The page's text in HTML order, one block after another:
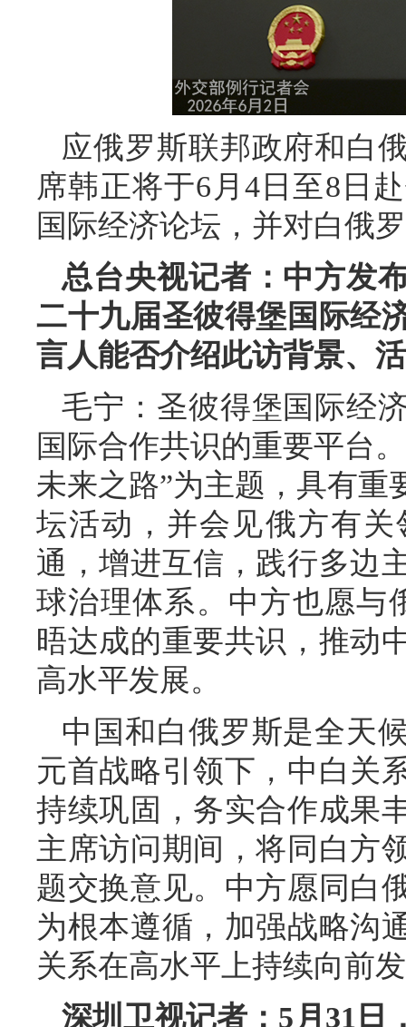
应俄罗斯联邦政府和白
席韩正将于6月4日至8日
国际经济论坛，并对白俄
总台央视记者：中方发
二十九届圣彼得堡国际经
言人能否介绍此访背景、
毛宁：圣彼得堡国际经
国际合作共识的重要平台
未来之路”为主题，具有
坛活动，并会见俄方有
通，增进互信，践行多边
球治理体系。中方也愿与
晤达成的重要共识，推动
高水平发展。
中国和白俄罗斯是全天
元首战略引领下，中白关
持续巩固，务实合作成果
主席访问期间，将同白方
题交换意见。中方愿同白
为根本遵循，加强战略沟
关系在高水平上持续向前
深圳卫视记者：5月31日